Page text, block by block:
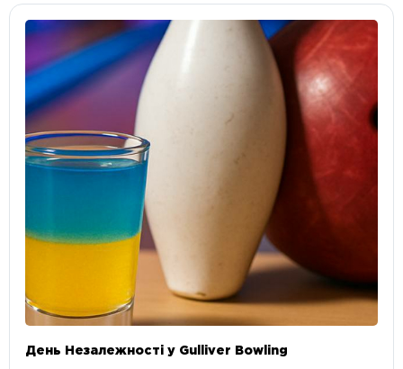
День Незалежності у Gulliver Bowling